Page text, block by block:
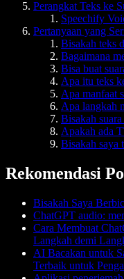
Perangkat Teks ke
Speechify
Pertanyaan yang
Bisakah teks
Bagaimana
Bisa buat
Apa itu teks
Apa manfaat
Apa langkah
Bisakah
Apakah ada
Bisakah saya
Rekomendasi
Bisakah Saya
ChatGPT audio:
Cara Membuat
Langkah demi
AI Bacakan untuk
Terbaik untuk